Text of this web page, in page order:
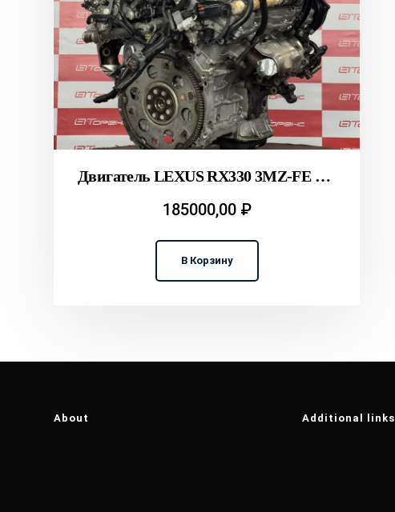
Двигатель LEXUS RX330 3MZ-FE MCU38 T2311642
185000,00 ₽
В Корзину
About Additional links